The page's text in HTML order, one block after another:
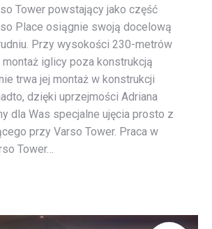
Tower powstający jako część
Place osiągnie swoją docelową
Przy wysokości 230-metrów
iglicy poza konstrukcją
trwa jej montaż w konstrukcji
dzięki uprzejmości Adriana
dla Was specjalne ujęcia prosto z
przy Varso Tower. Praca w
Tower…